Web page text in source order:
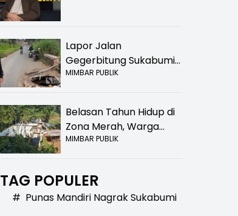
Lapor Jalan
Gegerbitung Sukabumi
Bolong! Bahaya Bagi
MIMBAR PUBLIK
Belasan Tahun Hidup di
Zona Merah, Warga
Kampung Nangewer
Relokasi
MIMBAR PUBLIK
TAG POPULER
# Punas Mandiri Nagrak Sukabumi